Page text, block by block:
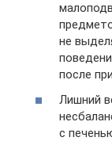
не
после
Лишний
с